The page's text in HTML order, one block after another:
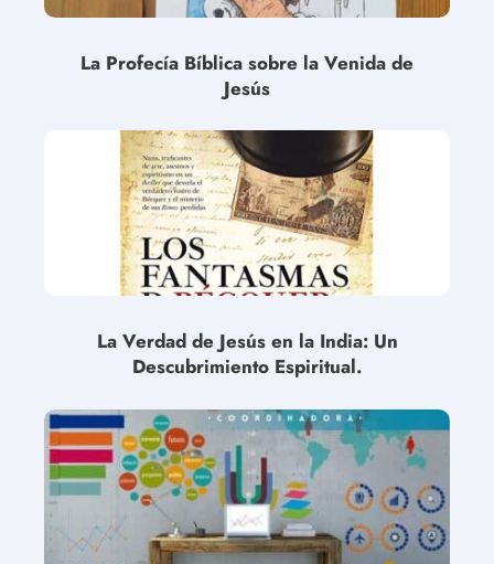
La Profecía Bíblica sobre la Venida de
Jesús
La Verdad de Jesús en la India: Un
Descubrimiento Espiritual.